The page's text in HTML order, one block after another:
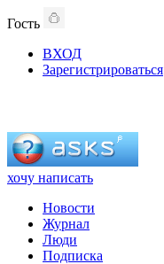
Гость
ВХОД
Зарегистрироваться
хочу написать
Новости
Журнал
Люди
Подписка